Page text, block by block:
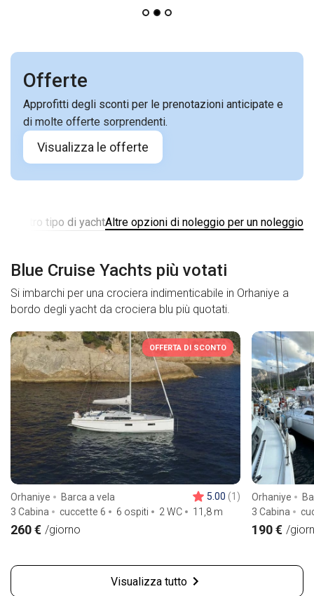
Offerte
Approfitti degli sconti per le prenotazioni anticipate e
di molte offerte sorprendenti.
Visualizza le offerte
un altro tipo di yachtAltre opzioni di noleggio per un noleggio
Blue Cruise Yachts più votati
Si imbarchi per una crociera indimenticabile in Orhaniye a
bordo degli yacht da crociera blu più quotati.
OFFERTA DI SCONTO
Orhaniye
Barca a vela
3 Cabina
cuccette 6 6 ospiti 2 WC 11,8 m
260 € /giorno
5.00 (1) Orhaniye
3 Cabina
190 € /
Visualizza tutto